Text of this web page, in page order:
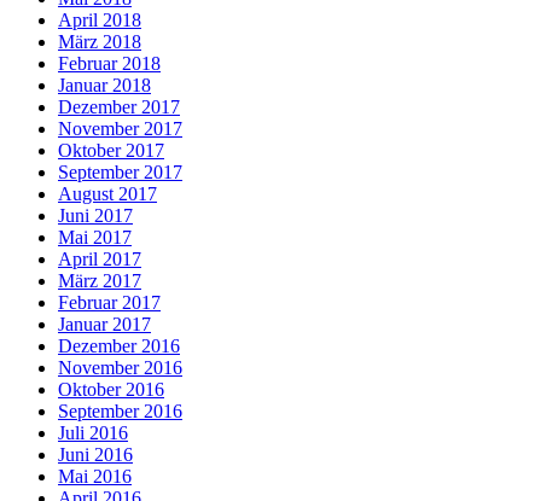
April 2018
März 2018
Februar 2018
Januar 2018
Dezember 2017
November 2017
Oktober 2017
September 2017
August 2017
Juni 2017
Mai 2017
April 2017
März 2017
Februar 2017
Januar 2017
Dezember 2016
November 2016
Oktober 2016
September 2016
Juli 2016
Juni 2016
Mai 2016